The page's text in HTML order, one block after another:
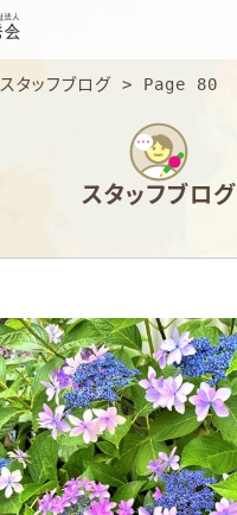
スタッフブログ > Page 80
スタッフブログ